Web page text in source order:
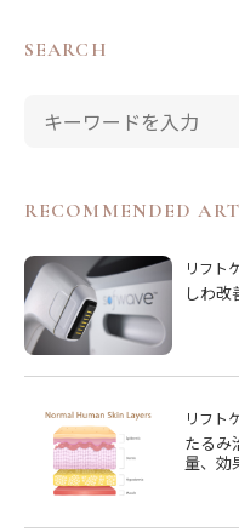
SEARCH
RECOMMENDED
リフト
しわ改
リフト
たるみ
量、効